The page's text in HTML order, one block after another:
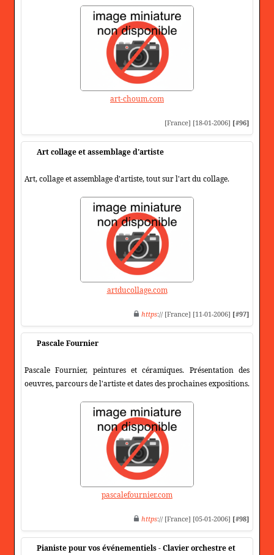
art-choum.com
[France] [18-01-2006] [#96]
Art collage et assemblage d'artiste
Art, collage et assemblage d'artiste, tout sur l'art du collage.
artducollage.com
https:// [France] [11-01-2006] [#97]
Pascale Fournier
Pascale Fournier, peintures et céramiques. Présentation des
oeuvres, parcours de l'artiste et dates des prochaines expositions.
pascalefournier.com
https:// [France] [05-01-2006] [#98]
Pianiste pour vos événementiels - Clavier orchestre et